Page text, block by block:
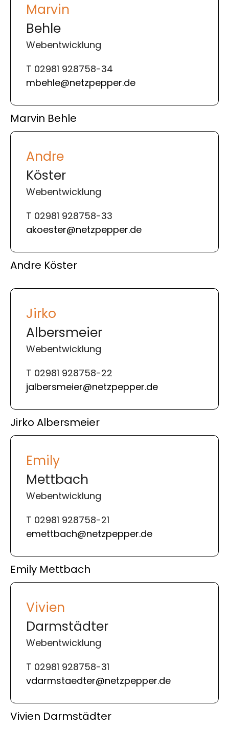
Marvin
Behle
Webentwicklung
T 02981 928758-34
mbehle@netzpepper.de
Marvin Behle
Andre
Köster
Webentwicklung
T 02981 928758-33
akoester@netzpepper.de
Andre Köster
Jirko
Albersmeier
Webentwicklung
T 02981 928758-22
jalbersmeier@netzpepper.de
Jirko Albersmeier
Emily
Mettbach
Webentwicklung
T 02981 928758-21
emettbach@netzpepper.de
Emily Mettbach
Vivien
Darmstädter
Webentwicklung
T 02981 928758-31
vdarmstaedter@netzpepper.de
Vivien Darmstädter